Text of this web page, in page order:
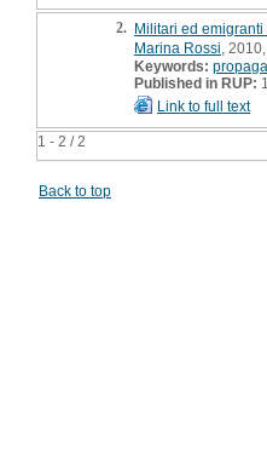
1 - 2 / 2
2. Militari ed
Marina Rossi ,
Keywords:
Published in RUP:
Link to full text
Back to top